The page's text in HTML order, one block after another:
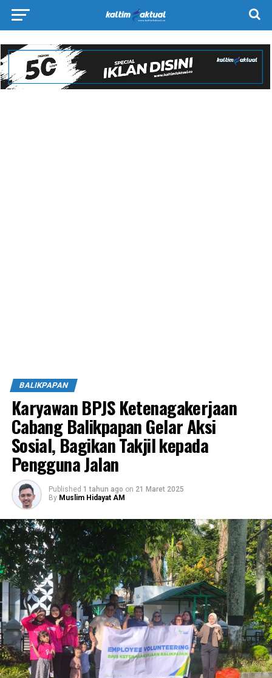
BALIKPAPAN
Karyawan BPJS Ketenagakerjaan
Cabang Balikpapan Gelar Aksi
Sosial, Bagikan Takjil kepada
Pengguna Jalan
Published 1 tahun ago on 21 Maret 2025
By Muslim Hidayat AM